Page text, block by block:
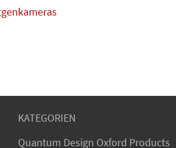
KATEGORIEN
Quantum Design Oxford Products